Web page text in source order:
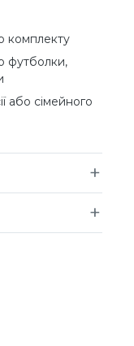
комплекту
футболки,
або сімейного